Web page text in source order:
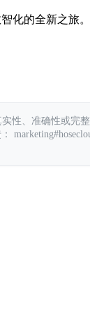
化的全新之旅。
性、准确性或完